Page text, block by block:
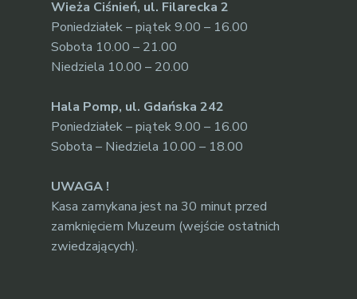
Wieża Ciśnień, ul. Filarecka 2
Poniedziałek – piątek 9.00 – 16.00
Sobota 10.00 – 21.00
Niedziela 10.00 – 20.00
Hala Pomp, ul. Gdańska 242
Poniedziałek – piątek 9.00 – 16.00
Sobota – Niedziela 10.00 – 18.00
UWAGA !
Kasa zamykana jest na 30 minut przed
zamknięciem Muzeum (wejście ostatnich
zwiedzających).